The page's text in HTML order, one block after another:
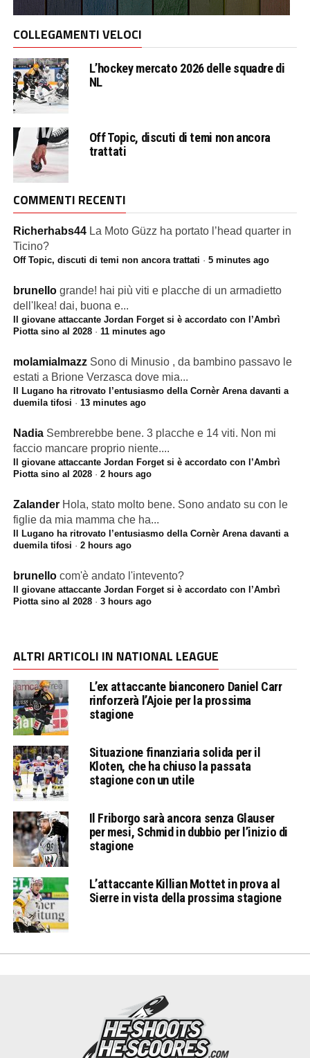
COLLEGAMENTI VELOCI
L’hockey mercato 2026 delle squadre di
NL
Off Topic, discuti di temi non ancora
trattati
COMMENTI RECENTI
Richerhabs44 La Moto Güzz ha portato l’head quarter in
Ticino?
Off Topic, discuti di temi non ancora trattati · 5 minutes ago
brunello grande! hai più viti e placche di un armadietto
dell'Ikea! dai, buona e...
Il giovane attaccante Jordan Forget si è accordato con l’Ambrì
Piotta sino al 2028· 11 minutes ago
molamialmazz Sono di Minusio , da bambino passavo le
estati a Brione Verzasca dove mia...
Il Lugano ha ritrovato l’entusiasmo della Cornèr Arena davanti a
duemila tifosi · 13 minutes ago
Nadia Sembrerebbe bene. 3 placche e 14 viti. Non mi
faccio mancare proprio niente....
Il giovane attaccante Jordan Forget si è accordato con l’Ambrì
Piotta sino al 2028· 2 hours ago
Zalander Hola, stato molto bene. Sono andato su con le
figlie da mia mamma che ha...
Il Lugano ha ritrovato l’entusiasmo della Cornèr Arena davanti a
duemila tifosi · 2 hours ago
brunello com'è andato l'intevento?
Il giovane attaccante Jordan Forget si è accordato con l’Ambrì
Piotta sino al 2028· 3 hours ago
ALTRI ARTICOLI IN NATIONAL LEAGUE
L’ex attaccante bianconero Daniel Carr
rinforzerà l’Ajoie per la prossima
stagione
Situazione finanziaria solida per il
Kloten, che ha chiuso la passata
stagione con un utile
Il Friborgo sarà ancora senza Glauser
per mesi, Schmid in dubbio per l’inizio di
stagione
L’attaccante Killian Mottet in prova al
Sierre in vista della prossima stagione